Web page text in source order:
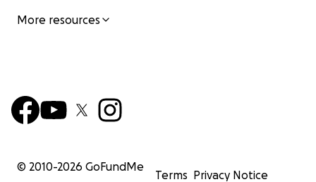
More resources
© 2010-2026 GoFundMe
Terms Privacy Notice